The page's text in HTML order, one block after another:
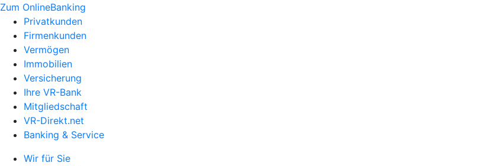
Zum OnlineBanking
Privatkunden
Firmenkunden
Vermögen
Immobilien
Versicherung
Ihre VR-Bank
Mitgliedschaft
VR-Direkt.net
Banking & Service
Wir für Sie